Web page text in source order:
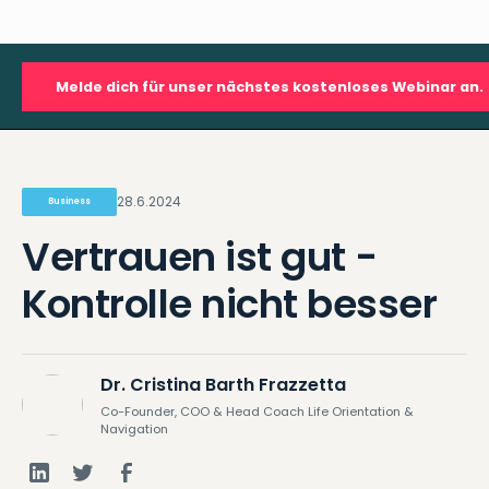
Melde dich für unser nächstes kostenloses Webinar an.
Business 28.6.2024
Vertrauen ist gut -
Kontrolle nicht besser
Dr. Cristina Barth Frazzetta
Co-Founder, COO & Head Coach Life Orientation &
Navigation